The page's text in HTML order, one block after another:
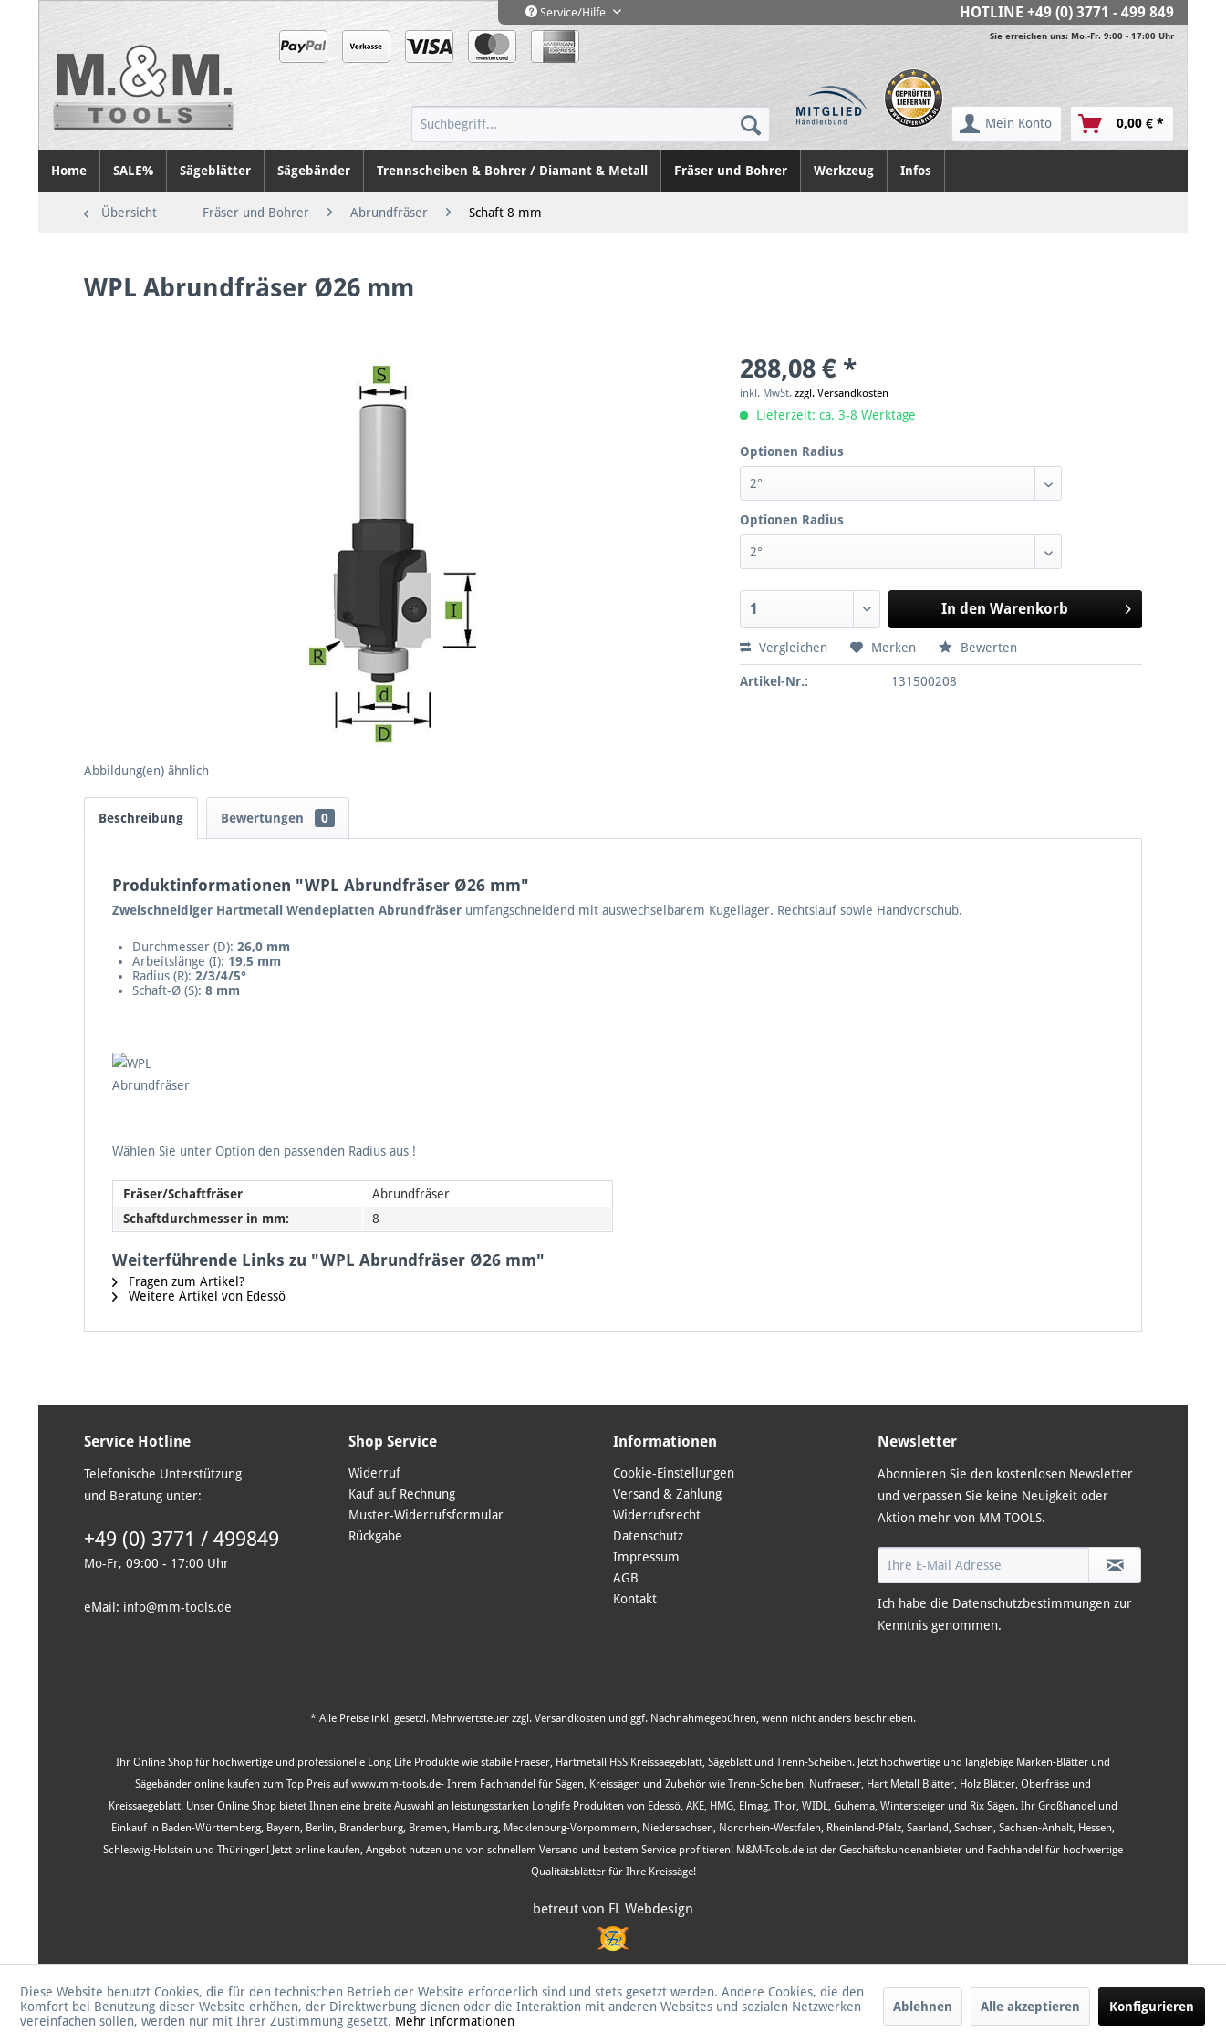
Service/Hilfe HOTLINE +49 (0) 3771 - 499 849
Sie erreichen uns: Mo.-Fr. 9:00 - 17:00 Uhr
Mein Konto 0,00 € *
Home SALE% Sägeblätter Sägebänder Trennscheiben & Bohrer / Diamant & Metall Fräser und Bohrer Werkzeug Infos
Übersicht Fräser und Bohrer Abrundfräser Schaft 8 mm
WPL Abrundfräser Ø26 mm
Abbildung(en) ähnlich
288,08 € *
inkl. MwSt.zzgl. Versandkosten
Lieferzeit: ca. 3-8 Werktage
Optionen Radius
Optionen Radius
In den Warenkorb
Vergleichen Merken Bewerten
Artikel-Nr.: 131500208
Beschreibung Bewertungen 0
Produktinformationen "WPL Abrundfräser Ø26 mm"
Zweischneidiger Hartmetall Wendeplatten Abrundfräser umfangschneidend mit auswechselbarem Kugellager. Rechtslauf sowie Handvorschub.
Durchmesser (D): 26,0 mm
Arbeitslänge (I): 19,5 mm
Radius (R): 2/3/4/5°
Schaft-Ø (S): 8 mm
Wählen Sie unter Option den passenden Radius aus !
Fräser/Schaftfräser
Abrundfräser
Schaftdurchmesser in mm:
8
Weiterführende Links zu "WPL Abrundfräser Ø26 mm"
Fragen zum Artikel?
Weitere Artikel von Edessö
Service Hotline
Telefonische Unterstützung
und Beratung unter:
+49 (0) 3771 / 499849
Mo-Fr, 09:00 - 17:00 Uhr
eMail: info@mm-tools.de
Shop Service
Widerruf
Kauf auf Rechnung
Muster-Widerrufsformular
Rückgabe
Informationen
Cookie-Einstellungen
Versand & Zahlung
Widerrufsrecht
Datenschutz
Impressum
AGB
Kontakt
Newsletter
Abonnieren Sie den kostenlosen Newsletter
und verpassen Sie keine Neuigkeit oder
Aktion mehr von MM-TOOLS.
Ich habe die Datenschutzbestimmungen zur
Kenntnis genommen.
* Alle Preise inkl. gesetzl. Mehrwertsteuer zzgl. Versandkosten und ggf. Nachnahmegebühren, wenn nicht anders beschrieben.
Ihr Online Shop für hochwertige und professionelle Long Life Produkte wie stabile Fraeser, Hartmetall HSS Kreissaegeblatt, Sägeblatt und Trenn-Scheiben. Jetzt hochwertige und langlebige Marken-Blätter und
Sägebänder online kaufen zum Top Preis auf www.mm-tools.de- Ihrem Fachhandel für Sägen, Kreissägen und Zubehör wie Trenn-Scheiben, Nutfraeser, Hart Metall Blätter, Holz Blätter, Oberfräse und
Kreissaegeblatt. Unser Online Shop bietet Ihnen eine breite Auswahl an leistungsstarken Longlife Produkten von Edessö, AKE, HMG, Elmag, Thor, WIDL, Guhema, Wintersteiger und Rix Sägen. Ihr Großhandel und
Einkauf in Baden-Württemberg, Bayern, Berlin, Brandenburg, Bremen, Hamburg, Mecklenburg-Vorpommern, Niedersachsen, Nordrhein-Westfalen, Rheinland-Pfalz, Saarland, Sachsen, Sachsen-Anhalt, Hessen,
Schleswig-Holstein und Thüringen! Jetzt online kaufen, Angebot nutzen und von schnellem Versand und bestem Service profitieren! M&M-Tools.de ist der Geschäftskundenanbieter und Fachhandel für hochwertige
Qualitätsblätter für Ihre Kreissäge!
betreut von FL Webdesign
Diese Website benutzt Cookies, die für den technischen Betrieb der Website erforderlich sind und stets gesetzt werden. Andere Cookies, die den
Komfort bei Benutzung dieser Website erhöhen, der Direktwerbung dienen oder die Interaktion mit anderen Websites und sozialen Netzwerken
vereinfachen sollen, werden nur mit Ihrer Zustimmung gesetzt. Mehr Informationen
Ablehnen Alle akzeptieren Konfigurieren